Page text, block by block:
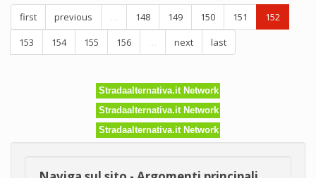
first previous 148 149 150 151
152
153
154 155 156 next last
Stradaalternativa.it Network
Stradaalternativa.it Network
Stradaalternativa.it Network